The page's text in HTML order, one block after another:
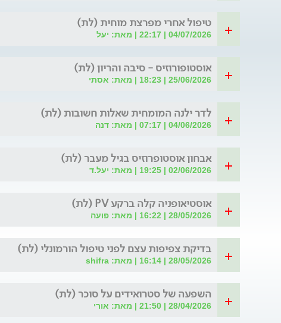
טיפול אחרי מפרצת מוחית (לת)
04/07/2026 | 22:17 | מאת: יעל
אוסטופורוזיס - סיבה והריון (לת)
25/06/2026 | 18:23 | מאת: אסתי
לדר ילנה המומחית שאלות חשובות (לת)
04/06/2026 | 07:17 | מאת: דנה
אבחון אוסטופרוזיס בגיל מעבר (לת)
02/06/2026 | 19:25 | מאת: יעל.ד
אוסטיאופניה קלה ברקע PV (לת)
28/05/2026 | 16:22 | מאת: פועה
בדיקת צפיפות עצם לפני טיפול הורמונלי (לת)
28/05/2026 | 16:14 | מאת: shifra
השפעה של סטרואידים על סוכר (לת)
28/04/2026 | 21:50 | מאת: אורי